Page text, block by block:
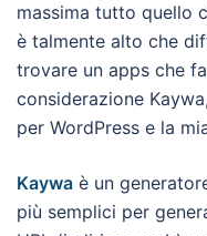
massima tutto quello
è talmente alto che
trovare un apps che
considerazione
per WordPress e la
Kaywa è un
più semplici per